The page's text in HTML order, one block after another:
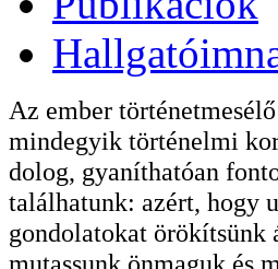
Az ember
mindegyik történelmi
dolog, gyaníthatóan
találhatunk: azért, hogy
gondolatokat örökítsünk
mutassunk önmaguk és